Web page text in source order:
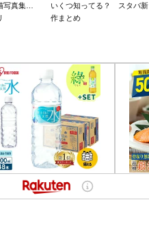
写真集…
いくつ知ってる？ スタバ新
作まとめ